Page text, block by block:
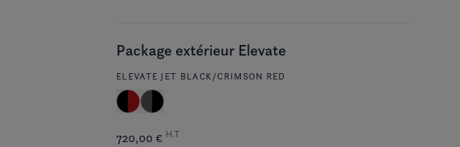
Package extérieur Elevate
ELEVATE JET BLACK/CRIMSON RED
720,00 € H.T